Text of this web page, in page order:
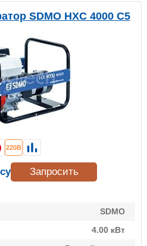
SDMO HXC 4000 С5
SDMO
4.00 кВт
220В
Запросить